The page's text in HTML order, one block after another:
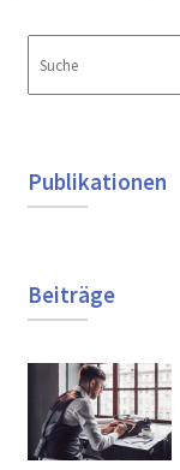
Publikationen
Beiträge